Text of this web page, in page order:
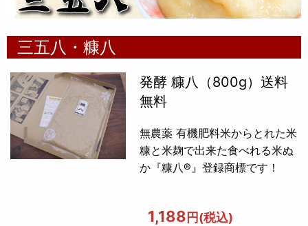
三五八・糠八
発酵 糠八（800g）送料
無料
無農薬 有機肥料米からとれた米
糠と米麹で出来た食べれる米ぬ
か『糠八®』登録商標です！
1,188円(税込)